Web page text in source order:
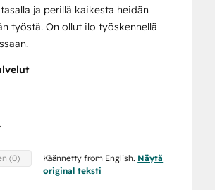
ja perillä kaikesta heidän
työstä. On ollut ilo työskennellä
(0) Käännetty from English. Näytä
original teksti